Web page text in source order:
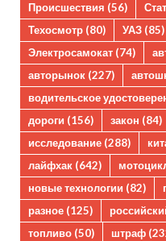
Происшествия (56)
Техосмотр (80) УАЗ (85)
Электросамокат (74)
авторынок (227)
водительское
дороги (156) закон (84)
исследование (288)
лайфхак (642)
новые технологии (82)
разное (125)
топливо (50) штраф